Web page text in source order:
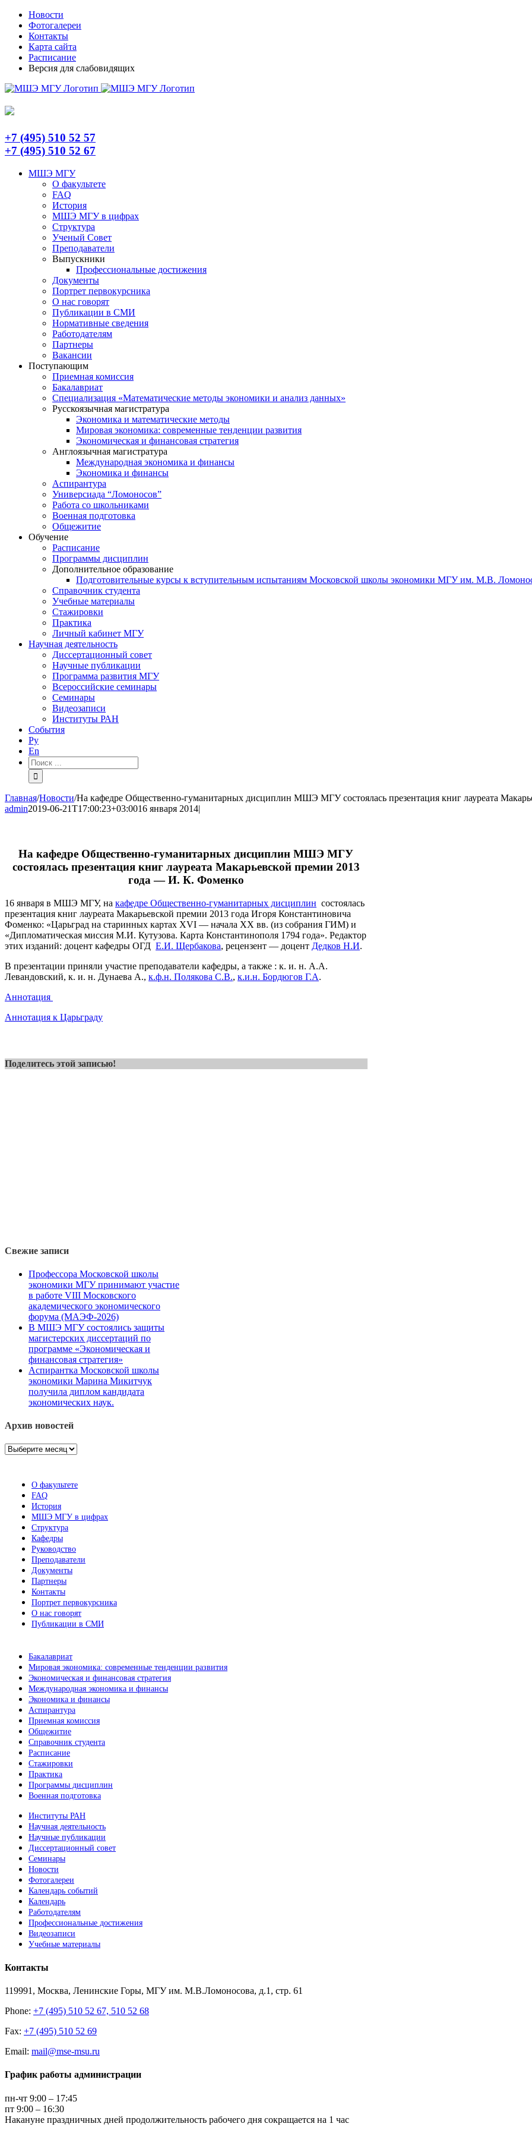
Skip
content
TelegramНовости
Фотогалереи
Контакты
Карта сайта
Расписание
Версия для слабовидящих
+7 (495) 510 52 57
+7 (495) 510 52 67
МШЭ МГУ
О факультете
FAQ
История
МШЭ МГУ в цифрах
Структура
Ученый Совет
Преподаватели
Выпускники
Профессиональные достижения
Документы
Портрет первокурсника
О нас говорят
Публикации в СМИ
Нормативные сведения
Работодателям
Партнеры
Вакансии
Поступающим
Приемная комиссия
Бакалавриат
Специализация «Математические методы экономики и анализ данных»
Русскоязычная магистратура
Экономика и математические методы
Мировая экономика: современные тенденции развития
Экономическая и финансовая стратегия
Англоязычная магистратура
Международная экономика и финансы
Экономика и финансы
Аспирантура
Универсиада “Ломоносов”
Работа со школьниками
Военная подготовка
Общежитие
Обучение
Расписание
Программы дисциплин
Дополнительное образование
Подготовительные курсы к вступительным испытаниям Московской школы экономики МГУ им. М.В.
Справочник студента
Учебные материалы
Стажировки
Практика
Личный кабинет МГУ
Научная деятельность
Диссертационный совет
Научные публикации
Программа развития МГУ
Всероссийские семинары
Семинары
Видеозаписи
Институты РАН
События
Ру
En
Результат
поиска:
Главная/Новости/На кафедре Общественно-гуманитарных дисциплин МШЭ МГУ состоялась презентация книг лауреата
admin2019-06-21T17:00:23+03:0016 января 2014|
На кафедре Общественно-гуманитарных дисциплин МШЭ МГУ
состоялась презентация книг лауреата Макарьевской премии 2013
года — И. К. Фоменко
16 января в МШЭ МГУ, на кафедре Общественно-гуманитарных дисциплин состоялась
презентация книг лауреата Макарьевской премии 2013 года Игоря Константиновича
Фоменко: «Царьград на старинных картах XVI — начала XX вв. (из собрания ГИМ) и
«Дипломатическая миссия М.И. Кутузова. Карта Константинополя 1794 года». Редактор
этих изданий: доцент кафедры ОГД Е.И. Щербакова, рецензент — доцент Дедков Н.И.
В презентации приняли участие преподаватели кафедры, а также : к. и. н. А.А.
Левандовский, к. и. н. Дунаева А., к.ф.н. Полякова С.В., к.и.н. Бордюгов Г.А.
Аннотация
Аннотация к Царьграду
Поделитесь этой записью!
Свежие записи
Профессора Московской школы
экономики МГУ принимают участие
в работе VIII Московского
академического экономического
форума (МАЭФ-2026)
В МШЭ МГУ состоялись защиты
магистерских диссертаций по
программе «Экономическая и
финансовая стратегия»
Аспирантка Московской школы
экономики Марина Микитчук
получила диплом кандидата
экономических наук.
Архив новостей
Архив
О факультете
FAQ
История
МШЭ МГУ в цифрах
Структура
Кафедры
Руководство
Преподаватели
Документы
Партнеры
Контакты
Портрет первокурсника
О нас говорят
Публикации в СМИ
Бакалавриат
Мировая экономика: современные тенденции развития
Экономическая и финансовая стратегия
Международная экономика и финансы
Экономика и финансы
Аспирантура
Приемная комиссия
Общежитие
Справочник студента
Расписание
Стажировки
Практика
Программы дисциплин
Военная подготовка
Институты РАН
Научная деятельность
Научные публикации
Диссертационный совет
Семинары
Новости
Фотогалереи
Календарь событий
Календарь
Работодателям
Профессиональные достижения
Видеозаписи
Учебные материалы
Контакты
119991, Москва, Ленинские Горы, МГУ им. М.В.Ломоносова, д.1, стр. 61
Phone: +7 (495) 510 52 67, 510 52 68
Fax: +7 (495) 510 52 69
Email: mail@mse-msu.ru
График работы администрации
пн-чт 9:00 – 17:45
пт 9:00 – 16:30
Накануне праздничных дней продолжительность рабочего дня сокращается на 1 час